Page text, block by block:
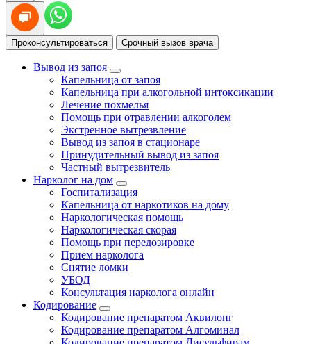
Проконсультироваться Срочный вызов врача
Вывод из запоя
Капельница от запоя
Капельница при алкогольной интоксикации
Лечение похмелья
Помощь при отравлении алкоголем
Экстренное вытрезвление
Вывод из запоя в стационаре
Принудительный вывод из запоя
Частный вытрезвитель
Нарколог на дом
Госпитализация
Капельница от наркотиков на дому
Наркологическая помощь
Наркологическая скорая
Помощь при передозировке
Прием нарколога
Снятие ломки
УБОД
Консультация нарколога онлайн
Кодирование
Кодирование препаратом Аквилонг
Кодирование препаратом Алгоминал